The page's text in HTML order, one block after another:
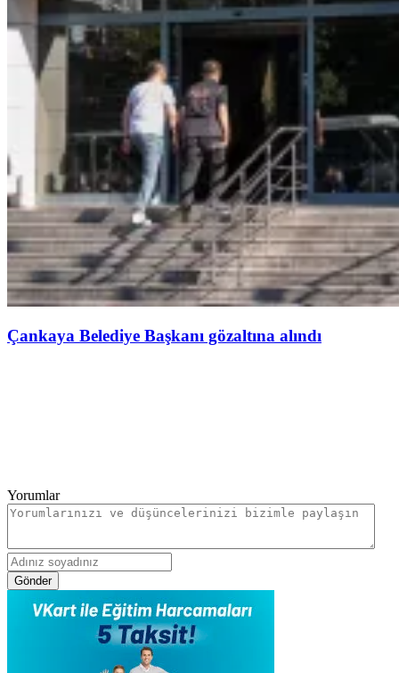
Çankaya Belediye Başkanı gözaltına alındı
Yorumlar
Gönder